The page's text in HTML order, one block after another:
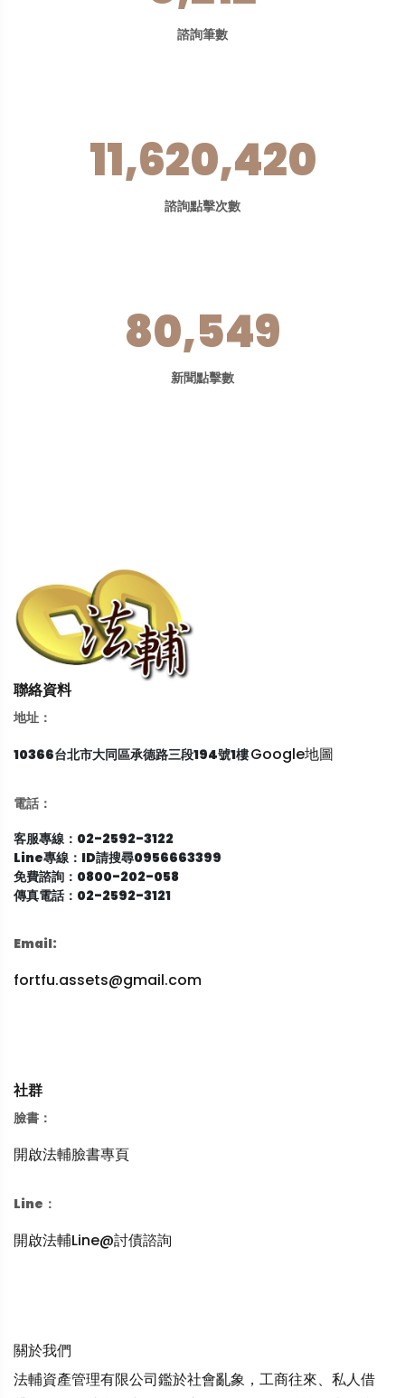
諮詢筆數
11,620,420
諮詢點擊次數
80,549
新聞點擊數
聯絡資料
地址：
10366台北市大同區承德路三段194號1樓Google地圖
電話：
客服專線：02-2592-3122
Line專線：ID請搜尋0956663399
免費諮詢：0800-202-058
傳真電話：02-2592-3121
Email:
fortfu.assets@gmail.com
社群
臉書：
開啟法輔臉書專頁
Line：
開啟法輔Line@討債諮詢
關於我們
法輔資產管理有限公司鑑於社會亂象，工商往來、私人借